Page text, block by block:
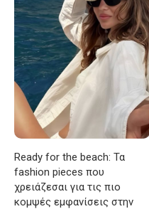
Ready for the beach: Τα
fashion pieces που
χρειάζεσαι για τις πιο
κομψές εμφανίσεις στην